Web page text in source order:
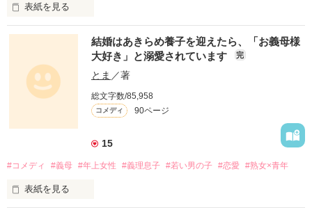
表紙を見る
結婚はあきらめ養子を迎えたら、「お義母様
大好き」と溺愛されています
完
とま ／著
総文字数/85,958
コメディ 90ページ
15
#コメディ #義母 #年上女性 #義理息子 #若い男の子 #恋愛 #熟女×青年
表紙を見る